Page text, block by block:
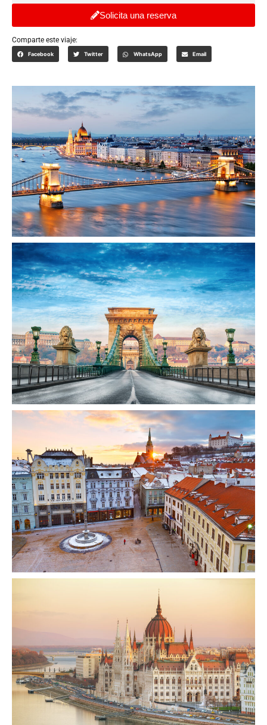
Solicita una reserva
Comparte este viaje:
Facebook Twitter WhatsApp Email